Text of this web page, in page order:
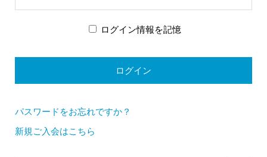
ログイン情報を記憶
パスワードをお忘れですか？
新規ご入会はこちら